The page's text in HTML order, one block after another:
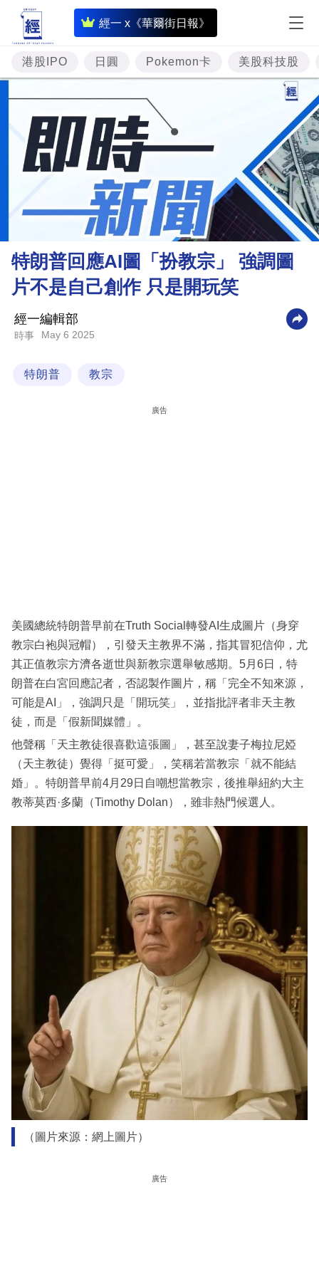
經一 x《華爾街日報》
即
時
財
經
專
題
投
資
樓
市
財
商
科
區
港股IPO 日圓 Pokemon卡 美股科技股
特朗普回應AI圖「扮教宗」 強調圖
片不是自己創作 只是開玩笑
經一編輯部
時事 May 6 2025
特朗普 教宗
廣告
美國總統特朗普早前在Truth Social轉發AI生成圖片（身穿
教宗白袍與冠帽），引發天主教界不滿，指其冒犯信仰，尤
其正值教宗方濟各逝世與新教宗選舉敏感期。5月6日，特
朗普在白宮回應記者，否認製作圖片，稱「完全不知來源，
可能是AI」，強調只是「開玩笑」，並指批評者非天主教
徒，而是「假新聞媒體」。
他聲稱「天主教徒很喜歡這張圖」，甚至說妻子梅拉尼婭
（天主教徒）覺得「挺可愛」，笑稱若當教宗「就不能結
婚」。特朗普早前4月29日自嘲想當教宗，後推舉紐約大主
教蒂莫西·多蘭（Timothy Dolan），雖非熱門候選人。
（圖片來源：網上圖片）
廣告